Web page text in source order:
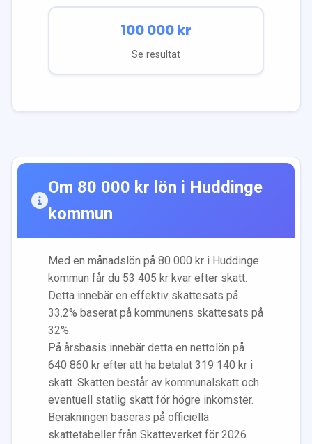
100 000kr
Se resultat
Om 80 000 kr lön i Huddinge
kommun
Med en månadslön på 80 000 kr i Huddinge
kommun får du 53 405 kr kvar efter skatt.
Detta innebär en effektiv skattesats på
33.2% baserat på kommunens skattesats på
32%.
På årsbasis innebär detta en nettolön på
640 860 kr efter att ha betalat 319 140 kr i
skatt. Skatten består av kommunalskatt och
eventuell statlig skatt för högre inkomster.
Beräkningen baseras på officiella
skattetabeller från Skatteverket för 2026